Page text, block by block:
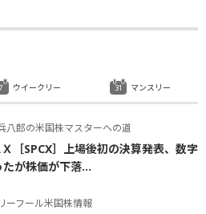
八郎の米国株マスターへの道
［SPCX］上場後初の決算発表、数字
たが株価が下落...
ーフール米国株情報
ウイークリー マンスリー